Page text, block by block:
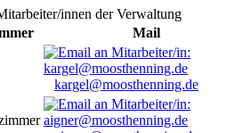
innen der Verwaltung
Mail
kargel@moosthenning.de